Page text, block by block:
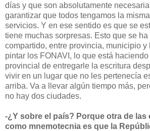
días y que son absolutamente
garantizar que todos tengamos la
servicios. Y en ese sentido es que se
tiene muchas sorpresas. Esto que se
compartido, entre provincia, municipio
pintar los FONAVI, lo que está
provincial de entregarle la escritura
vivir en un lugar que no les pertenecía
arriba. Va a llevar algún tiempo más,
no hay dos ciudades.
-¿Y sobre el país? Porque otra de las
como mnemotecnia es que la